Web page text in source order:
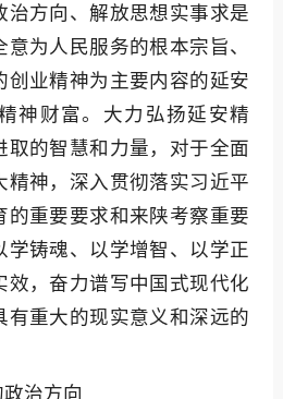
治方向、解放思想实事求是
为人民服务的根本宗旨、
创业精神为主要内容的延安
神财富。大力弘扬延安精
取的智慧和力量，对于全面
精神，深入贯彻落实习近平
的重要要求和来陕考察重要
学铸魂、以学增智、以学正
效，奋力谱写中国式现代化
有重大的现实意义和深远的
治方向